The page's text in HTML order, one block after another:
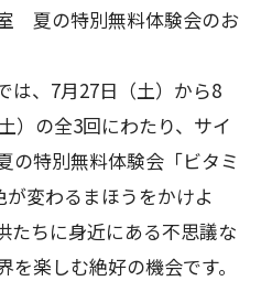
夏の特別無料体験会のお
、7月27日（土）から8
）の全3回にわたり、サイ
の特別無料体験会「ビタミ
変わるまほうをかけよ
たちに身近にある不思議な
楽しむ絶好の機会です。